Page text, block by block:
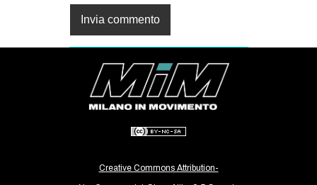
Creative Commons Attribution-